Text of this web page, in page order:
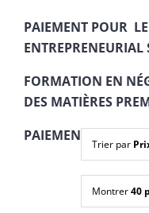
PAIEMENT POUR
FORMATION EN
DES MATIÈRES
PAIEMENT EN 4
Trier par
Montrer40